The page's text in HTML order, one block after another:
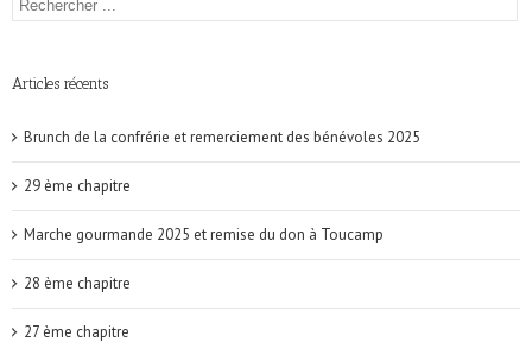
Articles récents
Brunch de la confrérie et remerciement des bénévoles 2025
29 ème chapitre
Marche gourmande 2025 et remise du don à Toucamp
28 ème chapitre
27 ème chapitre